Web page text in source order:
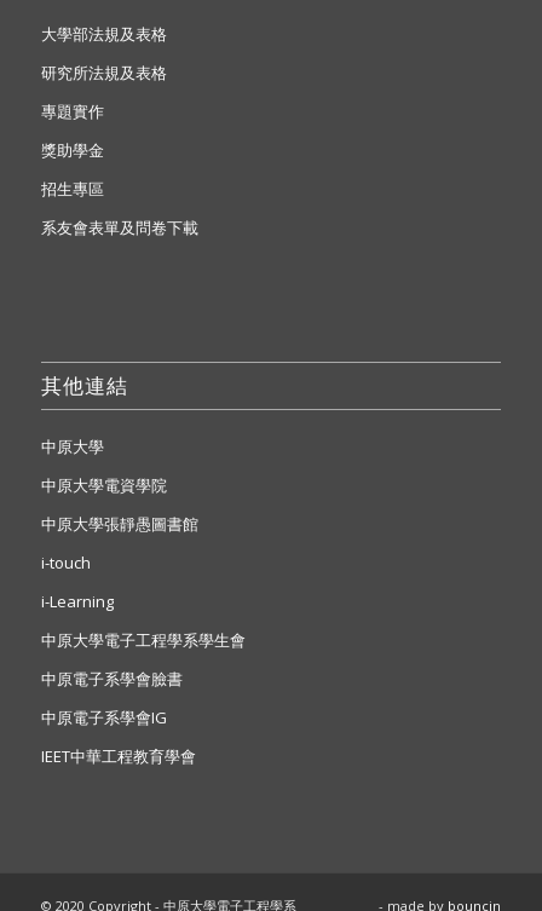
大學部法規及表格
研究所法規及表格
專題實作
獎助學金
招生專區
系友會表單及問卷下載
其他連結
中原大學
中原大學電資學院
中原大學張靜愚圖書館
i-touch
i-Learning
中原大學電子工程學系學生會
中原電子系學會臉書
中原電子系學會IG
IEET中華工程教育學會
© 2020 Copyright - 中原大學電子工程學系 - made by bouncin